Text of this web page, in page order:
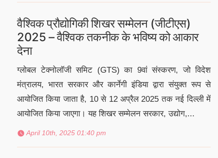
वैश्विक प्रौद्योगिकी शिखर सम्मेलन (जीटीएस)
2025 – वैश्विक तकनीक के भविष्य को आकार
देना
ग्लोबल टेक्नोलॉजी समिट (GTS) का 9वां संस्करण, जो विदेश
मंत्रालय, भारत सरकार और कार्नेगी इंडिया द्वारा संयुक्त रूप से
आयोजित किया जाता है, 10 से 12 अप्रैल 2025 तक नई दिल्ली में
आयोजित किया जाएगा। यह शिखर सम्मेलन सरकार, उद्योग,...
April 10th, 2025 01:40 pm